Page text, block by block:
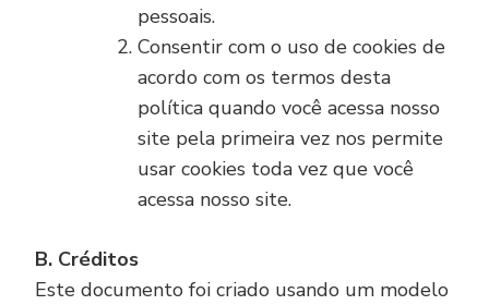
pessoais.
Consentir com o uso de cookies de
acordo com os termos desta
política quando você acessa nosso
site pela primeira vez nos permite
usar cookies toda vez que você
acessa nosso site.
B. Créditos
Este documento foi criado usando um modelo